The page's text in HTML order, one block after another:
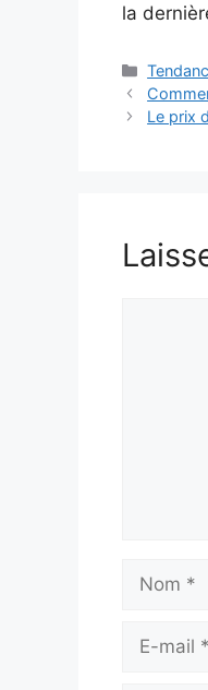
la
Le prix
mail